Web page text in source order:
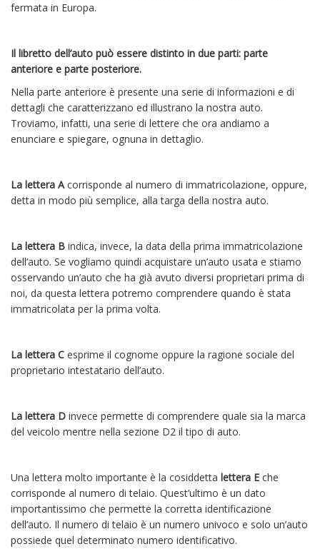
fermata in Europa.
Il libretto dell’auto può essere distinto in due parti: parte
anteriore e parte posteriore.
Nella parte anteriore è presente una serie di informazioni e di
dettagli che caratterizzano ed illustrano la nostra auto.
Troviamo, infatti, una serie di lettere che ora andiamo a
enunciare e spiegare, ognuna in dettaglio.
La lettera Acorrisponde al numero di immatricolazione, oppure,
detta in modo più semplice, alla targa della nostra auto.
La lettera B indica, invece, la data della prima immatricolazione
dell’auto. Se vogliamo quindi acquistare un’auto usata e stiamo
osservando un’auto che ha già avuto diversi proprietari prima di
noi, da questa lettera potremo comprendere quando è stata
immatricolata per la prima volta.
La lettera C esprime il cognome oppure la ragione sociale del
proprietario intestatario dell’auto.
La lettera D invece permette di comprendere quale sia la marca
del veicolo mentre nella sezione D2 il tipo di auto.
Una lettera molto importante è la cosiddetta lettera E che
corrisponde al numero di telaio. Quest’ultimo è un dato
importantissimo che permette la corretta identificazione
dell’auto. Il numero di telaio è un numero univoco e solo un’auto
possiede quel determinato numero identificativo.